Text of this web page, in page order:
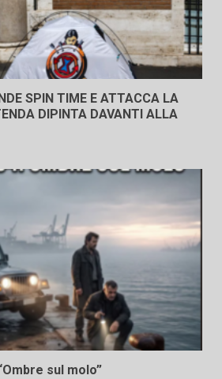
SPIN TIME E ATTACCA LA
DIPINTA DAVANTI ALLA
sul molo”